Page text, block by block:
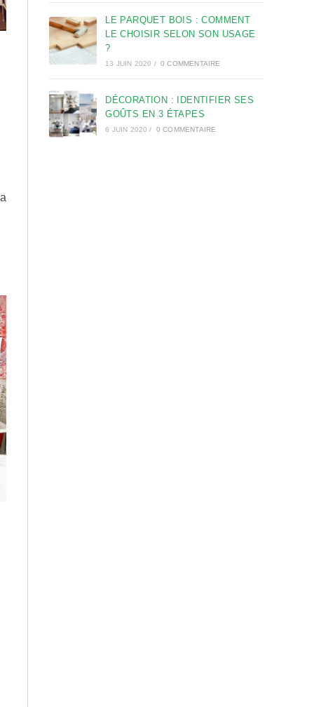
LE PARQUET BOIS : COMMENT
LE CHOISIR SELON SON USAGE
?
13 JUIN 2020 / 0 COMMENTAIRE
DÉCORATION : IDENTIFIER SES
GOÛTS EN 3 ÉTAPES
6 JUIN 2020 / 0 COMMENTAIRE